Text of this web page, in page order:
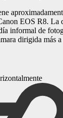
EOS R8. La
informal de
dirigida más a